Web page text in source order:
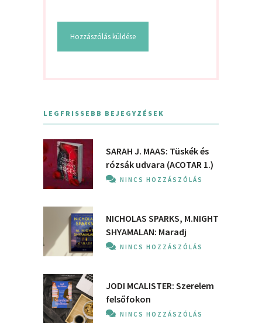
LEGFRISSEBB BEJEGYZÉSEK
SARAH J. MAAS: Tüskék és
rózsák udvara (ACOTAR 1.)
NINCS HOZZÁSZÓLÁS
NICHOLAS SPARKS, M.NIGHT
SHYAMALAN: Maradj
NINCS HOZZÁSZÓLÁS
JODI MCALISTER: Szerelem
felsőfokon
NINCS HOZZÁSZÓLÁS